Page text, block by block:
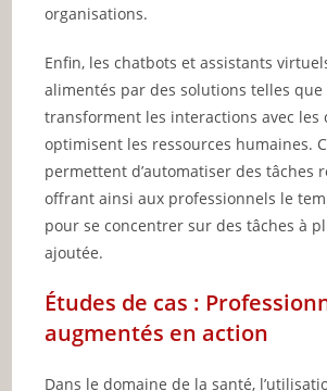
organisations.
Enfin, les chatbots et assistants
alimentés par des solutions telles que
transforment les interactions avec les
optimisent les ressources humaines.
permettent d’automatiser des tâches
offrant ainsi aux professionnels le
pour se concentrer sur des tâches à
ajoutée.
Études de cas :
augmentés en action
Dans le domaine de la santé,